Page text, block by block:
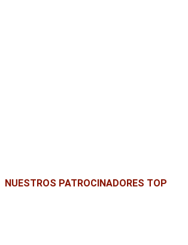
NUESTROS PATROCINADORES TOP